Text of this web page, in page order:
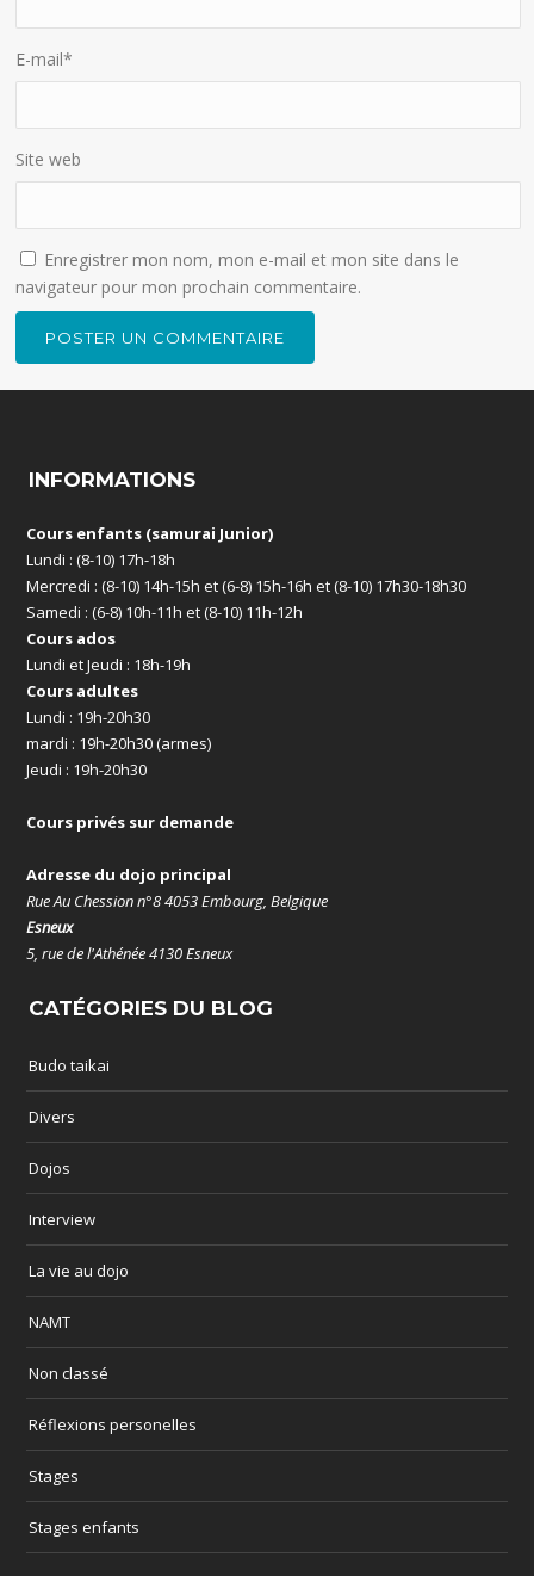
E-mail*
Site web
Enregistrer mon nom, mon e-mail et mon site dans le
navigateur pour mon prochain commentaire.
INFORMATIONS
Cours enfants (samurai Junior)
Lundi : (8-10) 17h-18h
Mercredi : (8-10) 14h-15h et (6-8) 15h-16h et (8-10) 17h30-18h30
Samedi : (6-8) 10h-11h et (8-10) 11h-12h
Cours ados
Lundi et Jeudi : 18h-19h
Cours adultes
Lundi : 19h-20h30
mardi : 19h-20h30 (armes)
Jeudi : 19h-20h30
Cours privés sur demande
Adresse du dojo principal
Rue Au Chession n°8 4053 Embourg, Belgique
Esneux
5, rue de l'Athénée 4130 Esneux
CATÉGORIES DU BLOG
Budo taikai
Divers
Dojos
Interview
La vie au dojo
NAMT
Non classé
Réflexions personelles
Stages
Stages enfants